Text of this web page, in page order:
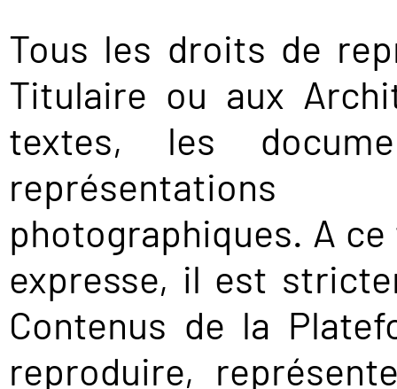
Tous les droits de
Titulaire ou aux
textes, les
photographiques. A
expresse, il est
Contenus de la
reproduire,